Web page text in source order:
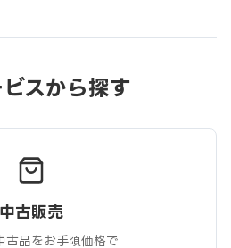
スから探す
中古販売
古品をお手頃価格で